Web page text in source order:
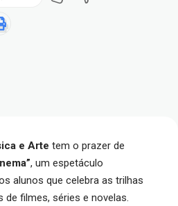
e Arte tem o prazer de
, um espetáculo
alunos que celebra as trilhas
filmes, séries e novelas.